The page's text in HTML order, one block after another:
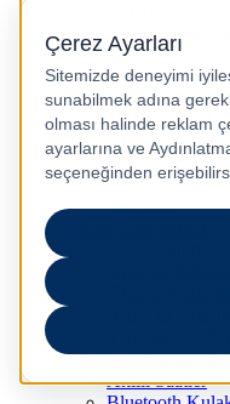
Gizlilik ve
Pasaj İletişim
Pasaj Blog
Pasaj Gaming
Turkcell Blog
Akıllı Ev
5G
Numara Taşıma
Hız Testi
Android
Yenilenmiş
5G Uyumlu
Akıllı Saatler